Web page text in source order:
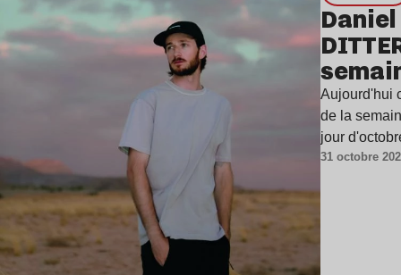
Aujourd'hui
de la
jour
31 octobre